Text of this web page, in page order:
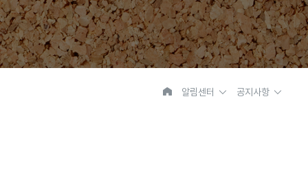
알림센터 공지사항